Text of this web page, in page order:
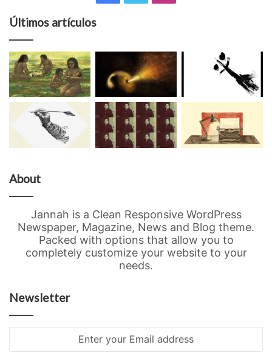
Últimos artículos
About
Jannah is a Clean Responsive WordPress
Newspaper, Magazine, News and Blog theme.
Packed with options that allow you to
completely customize your website to your
needs.
Newsletter